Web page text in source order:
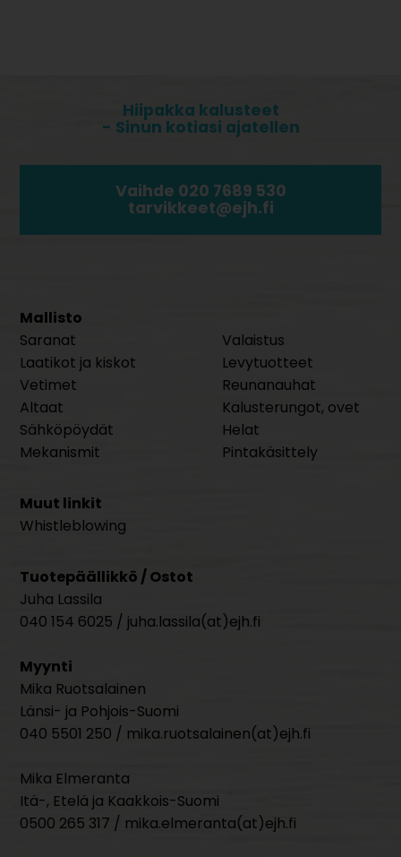
Hiipakka kalusteet
- Sinun kotiasi ajatellen
Vaihde 020 7689 530
tarvikkeet@ejh.fi
Mallisto
Saranat
Laatikot ja kiskot
Vetimet
Altaat
Sähköpöydät
Mekanismit
Valaistus
Levytuotteet
Reunanauhat
Kalusterungot, ovet
Helat
Pintakäsittely
Muut linkit
Whistleblowing
Tuotepäällikkö / Ostot
Juha Lassila
040 154 6025 / juha.lassila(at)ejh.fi
Myynti
Mika Ruotsalainen
Länsi- ja Pohjois-Suomi
040 5501 250 / mika.ruotsalainen(at)ejh.fi
Mika Elmeranta
Itä-, Etelä ja Kaakkois-Suomi
0500 265 317 / mika.elmeranta(at)ejh.fi